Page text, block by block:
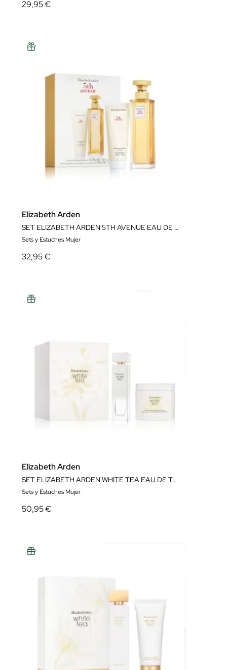
29,95 €
Elizabeth Arden
SET ELIZABETH ARDEN 5TH AVENUE EAU DE PARFUM
Sets y Estuches Mujer
32,95 €
Elizabeth Arden
SET ELIZABETH ARDEN WHITE TEA EAU DE TOILETTE
Sets y Estuches Mujer
50,95 €